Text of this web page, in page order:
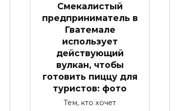
Смекалистый
предприниматель в
Гватемале
использует
действующий
вулкан, чтобы
готовить пиццу для
туристов: фото
Тем, кто хочет